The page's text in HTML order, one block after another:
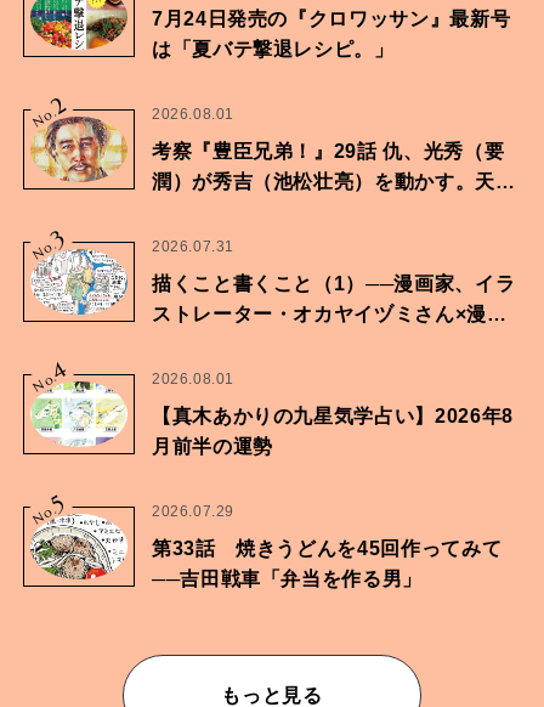
7月24日発売の『クロワッサン』最新号
は「夏バテ撃退レシピ。」
No.2 2026.08.01
考察『豊臣兄弟！』29話 仇、光秀（要
潤）が秀吉（池松壮亮）を動かす。天下
No.
3 2026.07.31
描くこと書くこと（1）──漫画家、イラ
ストレーター・オカヤイヅミさん×漫画
No.
4 2026.08.01
【真木あかりの九星気学占い】2026年8
月前半の運勢
No.
5 2026.07.29
第33話 焼きうどんを45回作ってみて
──吉田戦車「弁当を作る男」
もっと見る